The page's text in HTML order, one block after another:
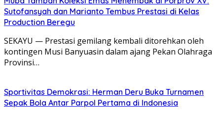
Sutofansyah dan Marianto Tembus Prestasi di Kelas
Production Beregu
SEKAYU — Prestasi gemilang kembali ditorehkan oleh
kontingen Musi Banyuasin dalam ajang Pekan Olahraga
Provinsi…
Sportivitas Demokrasi: Herman Deru Buka Turnamen
Sepak Bola Antar Parpol Pertama di Indonesia